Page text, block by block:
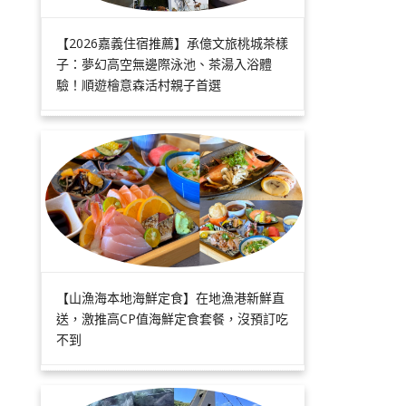
【2026嘉義住宿推薦】承億文旅桃城茶樣
子：夢幻高空無邊際泳池、茶湯入浴體
驗！順遊檜意森活村親子首選
【山漁海本地海鮮定食】在地漁港新鮮直
送，激推高CP值海鮮定食套餐，沒預訂吃
不到